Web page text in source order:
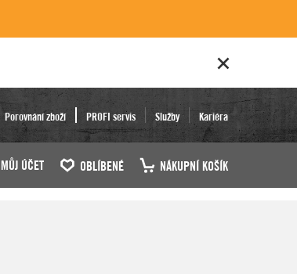
Porovnání zboží PROFI servis Služby Kariéra
MŮJ ÚČET OBLÍBENÉ NÁKUPNÍ KOŠÍK